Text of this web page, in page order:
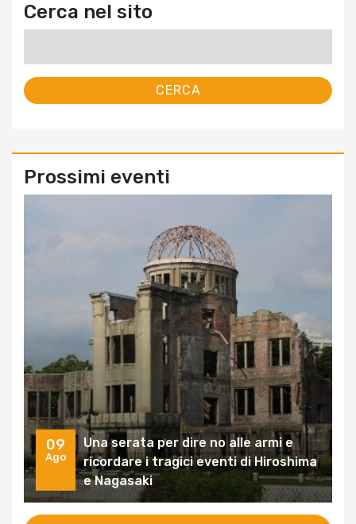
Cerca nel sito
Prossimi eventi
09
Ago
Una serata per dire no alle armi e
ricordare i tragici eventi di Hiroshima
e Nagasaki